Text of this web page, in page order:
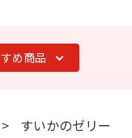
め商品
すいかのゼリー